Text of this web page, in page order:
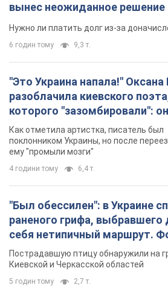
вынес неожиданное решение
Нужно ли платить долг из-за
6 годин тому 9,3 т.
"Это Украина напала!"
разоблачила киевского
которого "зазомбировали":
русского не знал, а теперь
геноцида украинцев
Как отметила артистка, писатель был
поклонником Украины, но после
ему "промыли мозги"
4 години тому 6,4 т.
"Был обессилен": в Украине
раненого грифа, выбравшего
себя нетипичный маршрут.
Пострадавшую птицу обнаружили на
Киевской и Черкасской областей
5 годин тому 2,7 т.